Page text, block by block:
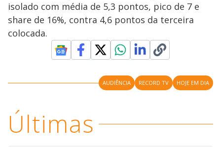
isolado com média de 5,3 pontos, pico de 7 e
share de 16%, contra 4,6 pontos da terceira
colocada.
AUDIÊNCIA RECORD TV HOJE EM DIA
Últimas